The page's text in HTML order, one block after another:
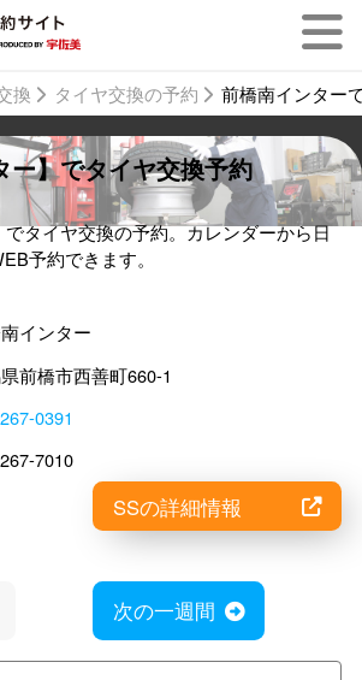
換 タイヤ交換の予約 前橋南インター
ー】でタイヤ交換予約
タイヤ交換の予約。カレンダーから日
予約できます。
インター
前橋市西善町660-1
0391
7010
SSの詳細情報
次の一週間